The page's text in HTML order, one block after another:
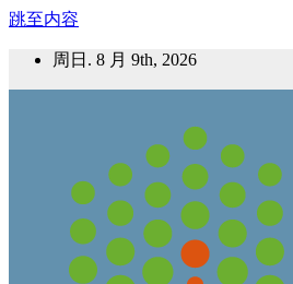
跳至内容
周日. 8 月 9th, 2026